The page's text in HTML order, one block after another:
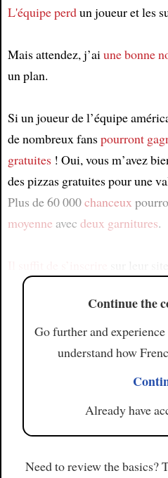
Article
L'équipeperdun joueur et les
Mais attendez, j’aiune bonne
un plan.
Si un joueur de l’équipe
de nombreux fanspourront
gratuites! Oui, vous m’avez
des pizzas gratuites pour une
Plus de 60 000chanceux
moyenne avec deux garnitures.
Continue the
Go further and
understand how
Already have
Need to review the basics?